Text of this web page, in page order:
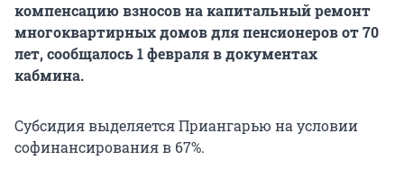
компенсацию взносов на капитальный ремонт
многоквартирных домов для пенсионеров от 70
лет, сообщалось 1 февраля в документах
кабмина.
Субсидия выделяется Приангарью на условии
софинансирования в 67%.